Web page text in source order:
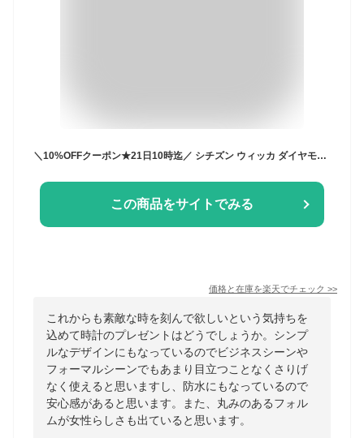
＼10%OFFクーポン★21日10時迄／ シチズン ウィッカ ダイヤモンド ソーラー レディース 腕時計 KP5-166-10 CITIZEN wicca ホワイト ベージュ 革ベルト 時計 ブランド おしゃれ 防水 軽い 華奢 かわいい プレゼント 女性 実用的
この商品をサイトでみる
価格と在庫を楽天でチェック >>
これからも素敵な時を刻んで欲しいという気持ちを
込めて時計のプレゼントはどうでしょうか。シンプ
ルなデザインにもなっているのでビジネスシーンや
フォーマルシーンでもあまり目立つことなくさりげ
なく使えると思いますし、防水にもなっているので
安心感があると思います。また、丸みのあるフォル
ムが女性らしさも出ていると思います。